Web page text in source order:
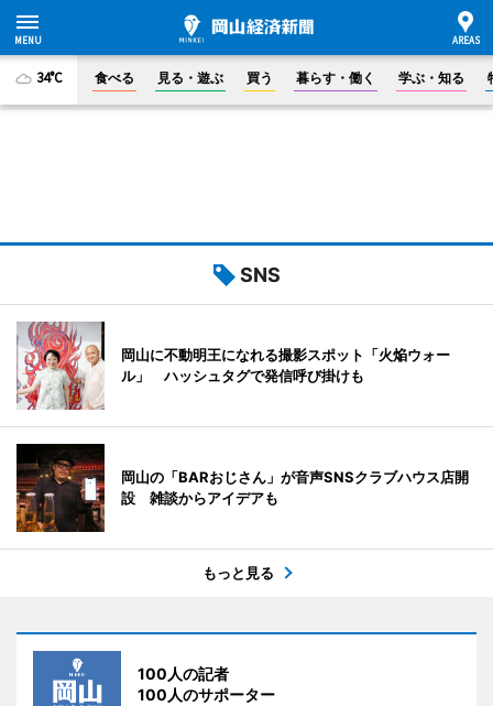
34°C 食べる 見る・遊ぶ 買う 暮らす・働く 学ぶ・知る
SNS
岡山に不動明王になれる撮影スポット「火焔ウォー
ル」 ハッシュタグで発信呼び掛けも
岡山の「BARおじさん」が音声SNSクラブハウス店開
設 雑談からアイデアも
もっと見る
100人の記者
100人のサポーター